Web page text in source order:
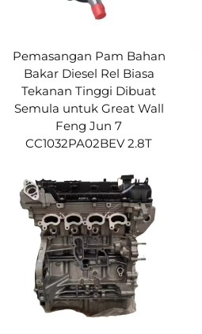
Pemasangan Pam Bahan
Bakar Diesel Rel Biasa
Tekanan Tinggi Dibuat
Semula untuk Great Wall
Feng Jun 7
CC1032PA02BEV 2.8T